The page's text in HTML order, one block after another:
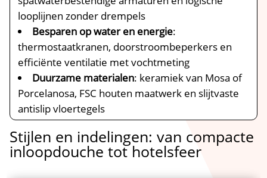
looplijnen zonder drempels
Besparen op water en energie:
thermostaatkranen, doorstroombeperkers en
efficiënte ventilatie met vochtmeting
Duurzame materialen: keramiek van Mosa of
Porcelanosa, FSC houten maatwerk en slijtvaste
antislip vloertegels
Stijlen en indelingen: van compacte
inloopdouche tot hotelsfeer